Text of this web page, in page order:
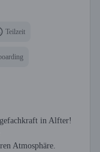
Teilzeit
in Alfter!
Atmosphäre.